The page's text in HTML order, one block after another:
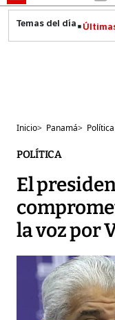
Inicio> Panamá> Política
POLÍTICA
El
la voz por